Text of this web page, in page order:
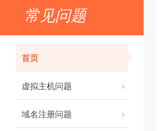
常见问题
首页
虚拟主机问题
域名注册问题